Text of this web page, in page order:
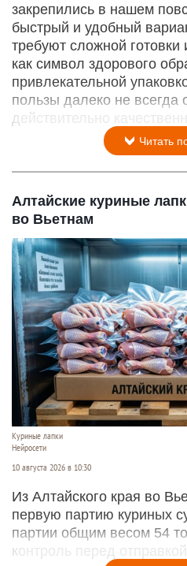
закрепились в нашем
быстрый и удобный
требуют сложной готовки
как символ здорового
привлекательной
пользы далеко не всегда
действительно
Читать
Алтайские куриные
во Вьетнам
Куриные лапки
Нейросети
10 августа 2026 в 10:30
Из Алтайского края во
первую партию куриных
партии общим весом 54
контроль перед отправкой.